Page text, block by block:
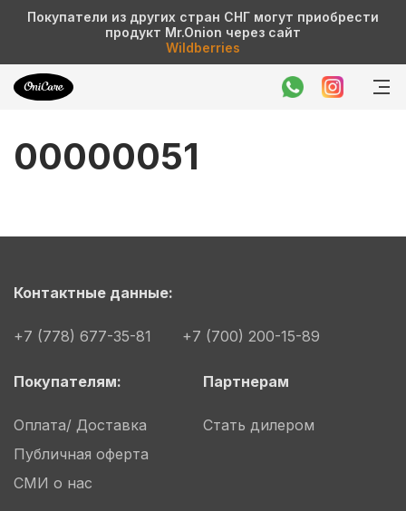
Покупатели из других стран СНГ могут приобрести
продукт Mr.Onion через сайт
Wildberries
00000051
Контактные данные:
+7 (778) 677-35-81 +7 (700) 200-15-89
Покупателям:
Оплата/ Доставка
Публичная оферта
СМИ о нас
Партнерам
Стать дилером